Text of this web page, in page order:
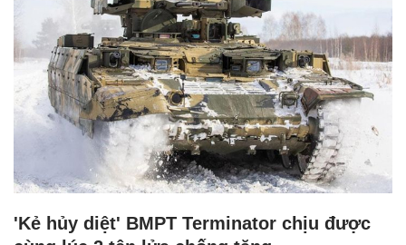
'Kẻ hủy diệt' BMPT Terminator chịu được